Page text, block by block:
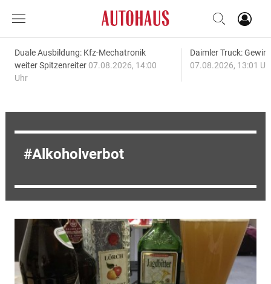
Duale Ausbildung: Kfz-Mechatronik
weiter Spitzenreiter 07.08.2026, 14:00
Uhr
Daimler Truck:
07.08.2026, 13:01
Alkoholverbot